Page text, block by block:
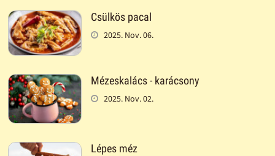
Csülkös pacal
2025. Nov. 06.
Mézeskalács - karácsony
2025. Nov. 02.
Lépes méz